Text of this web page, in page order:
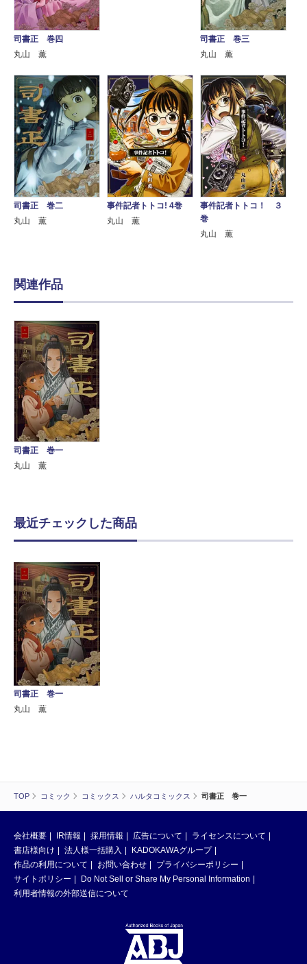
TOP コミック コミックス ハルタコミックス 司書正 巻一
司書正 巻四
丸山 薫
司書正 巻三
丸山 薫
司書正 巻二
丸山 薫
事件記者トトコ! 4巻
丸山 薫
事件記者トトコ！ ３
巻
丸山 薫
関連作品
司書正 巻一
丸山 薫
最近チェックした商品
司書正 巻一
丸山 薫
会社概要 IR情報 採用情報 広告について
ライセンスについて
書店様向け
法人様一括購入
KADOKAWAグループ
作品の利用について
お問い合わせ
プライバシーポリシー
サイトポリシー
Do Not Sell or Share My Personal Information
利用者情報の外部送信について